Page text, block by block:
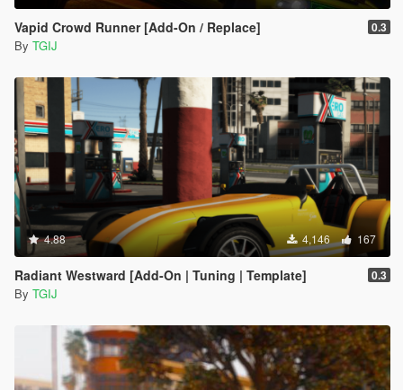
Vapid Crowd Runner [Add-On / Replace] 0.3
By TGIJ
4.88 4,146 167
Radiant Westward [Add-On | Tuning | Template] 0.3
By TGIJ